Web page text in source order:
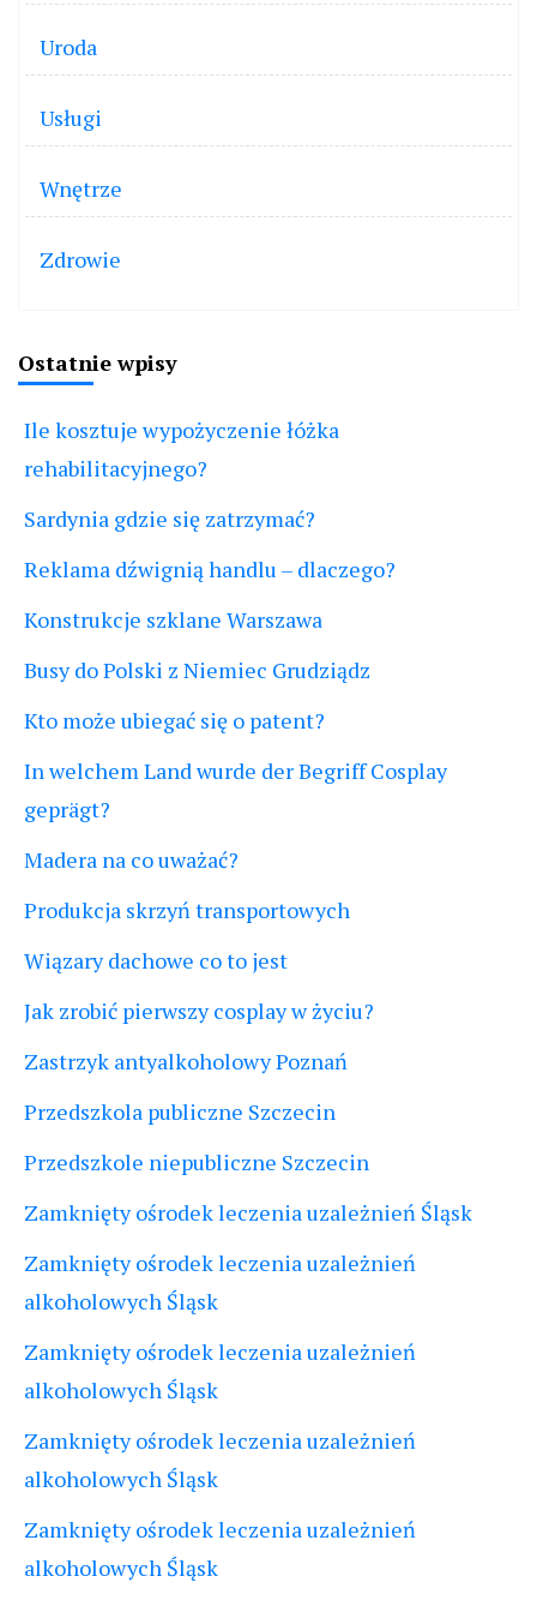
Uroda
Usługi
Wnętrze
Zdrowie
Ostatnie wpisy
Ile kosztuje wypożyczenie łóżka
rehabilitacyjnego?
Sardynia gdzie się zatrzymać?
Reklama dźwignią handlu – dlaczego?
Konstrukcje szklane Warszawa
Busy do Polski z Niemiec Grudziądz
Kto może ubiegać się o patent?
In welchem Land wurde der Begriff Cosplay
geprägt?
Madera na co uważać?
Produkcja skrzyń transportowych
Wiązary dachowe co to jest
Jak zrobić pierwszy cosplay w życiu?
Zastrzyk antyalkoholowy Poznań
Przedszkola publiczne Szczecin
Przedszkole niepubliczne Szczecin
Zamknięty ośrodek leczenia uzależnień Śląsk
Zamknięty ośrodek leczenia uzależnień
alkoholowych Śląsk
Zamknięty ośrodek leczenia uzależnień
alkoholowych Śląsk
Zamknięty ośrodek leczenia uzależnień
alkoholowych Śląsk
Zamknięty ośrodek leczenia uzależnień
alkoholowych Śląsk